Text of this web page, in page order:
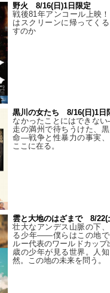
野火 8/16(日)1日限定
戦後81年アンコール上映
はスクリーンに帰ってく
すのか
黒川の女たち 8/16(日)1日
なかったことにはできな
走の満州で待ちうけた、
命―戦争と性暴力の事実
ここに在る。
雲と大地のはざまで 8/22(
壮大なアンデス山脈の下
る少年――僕らはこの地で
ルー代表のワールドカッ
歳の少年が見る世界。人
然。この地の未来を問う。